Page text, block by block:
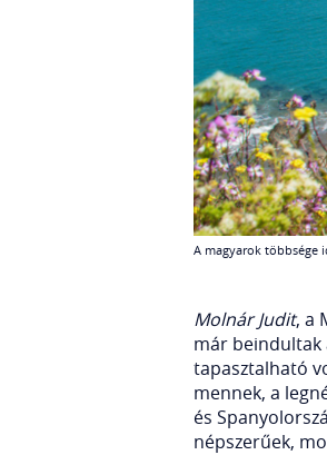
A magyarok
Molnár Judit, a
már beindultak
tapasztalható
mennek, a
és
népszerűek,